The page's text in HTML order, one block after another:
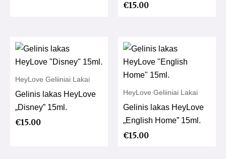
€15.00
HeyLove Geliiniai Lakai
Gelinis lakas HeyLove
„Disney” 15ml.
€15.00
HeyLove Geliiniai Lakai
Gelinis lakas HeyLove
„English Home” 15ml.
€15.00